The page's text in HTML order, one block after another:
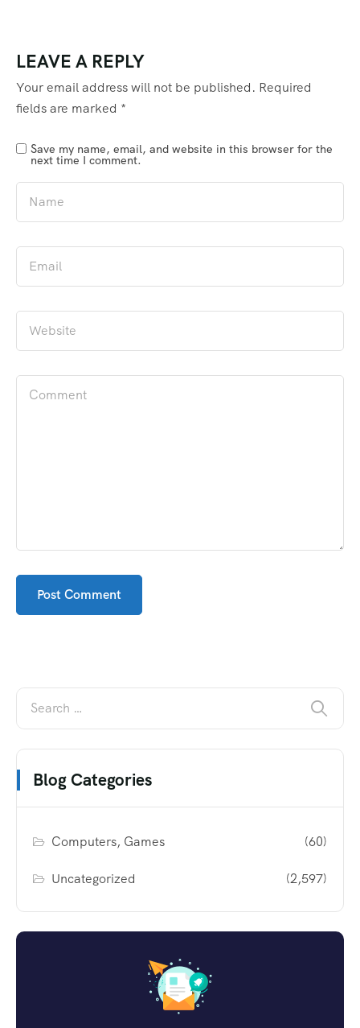
LEAVE A REPLY
Your email address will not be published. Required
fields are marked *
Save my name, email, and website in this browser for the
next time I comment.
Blog Categories
Computers, Games (60)
Uncategorized (2,597)